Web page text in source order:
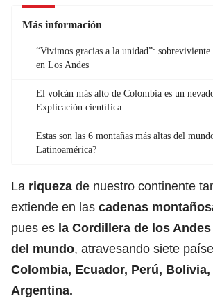
Más información
“Vivimos gracias a la unidad”: sobreviviente
en Los Andes
El volcán más alto de Colombia es un
Explicación científica
Estas son las 6 montañas más altas del
Latinoamérica?
La riqueza de nuestro continente
extiende en las cadenas
pues es la Cordillera de los
del mundo, atravesando siete
Colombia, Ecuador, Perú,
Argentina.